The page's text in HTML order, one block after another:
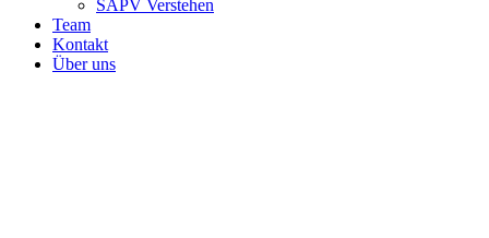
SAPV Verstehen
Team
Kontakt
Über uns